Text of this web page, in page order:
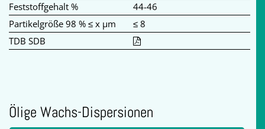
Feststoffgehalt %
44-46
Partikelgröße 98 % ≤ x µm
≤ 8
TDB SDB
Ölige Wachs-Dispersionen